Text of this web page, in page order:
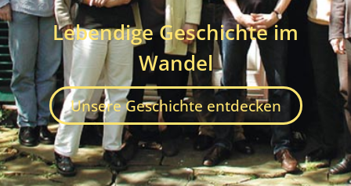
Lebendige Geschichte im
Wandel
Unsere Geschichte entdecken